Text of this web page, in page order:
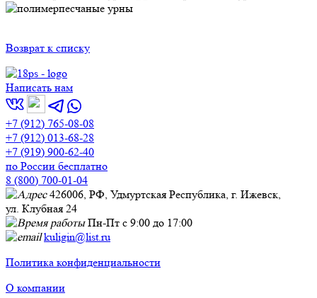
Возврат к списку
Написать нам
+7 (912) 765-08-08
+7 (912) 013-68-28
+7 (919) 900-62-40
по России бесплатно
8 (800) 700-01-04
426006, РФ, Удмуртская Республика, г. Ижевск,
ул. Клубная 24
Пн-Пт с 9:00 до 17:00
kuligin@list.ru
Политика конфиденциальности
О компании